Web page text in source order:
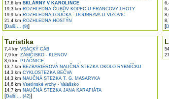
17,6 km SKLÁRNY V KAROLINCE
19,3 km ROZHLEDNA ČUBŮV KOPEC U FRANCOVY LHOTY
19,9 km ROZHLEDNA LOUČKA - DOUBRAVA U VIZOVIC
21,4 km ROZHLEDNA HOSTÝN
[Další... (9)] [
Turistika
7,4 km VSÁCKÝ CÁB
7,9 km ZÁMČISKO - KLENOV
8,6 km PTÁČNICE
13,7 km BEZBARIÉROVÁ NAUČNÁ STEZKA OKOLO RYBNÍČKU
14,3 km CYKLOSTEZKA BEČVA
14,3 km NAUČNÁ STEZKA T. G. MASARYKA
14,6 km Vsetínské vrchy - Valašsko
14,7 km NAUČNÁ STEZKA JANA KARAFIÁTA
[Další... (42)]